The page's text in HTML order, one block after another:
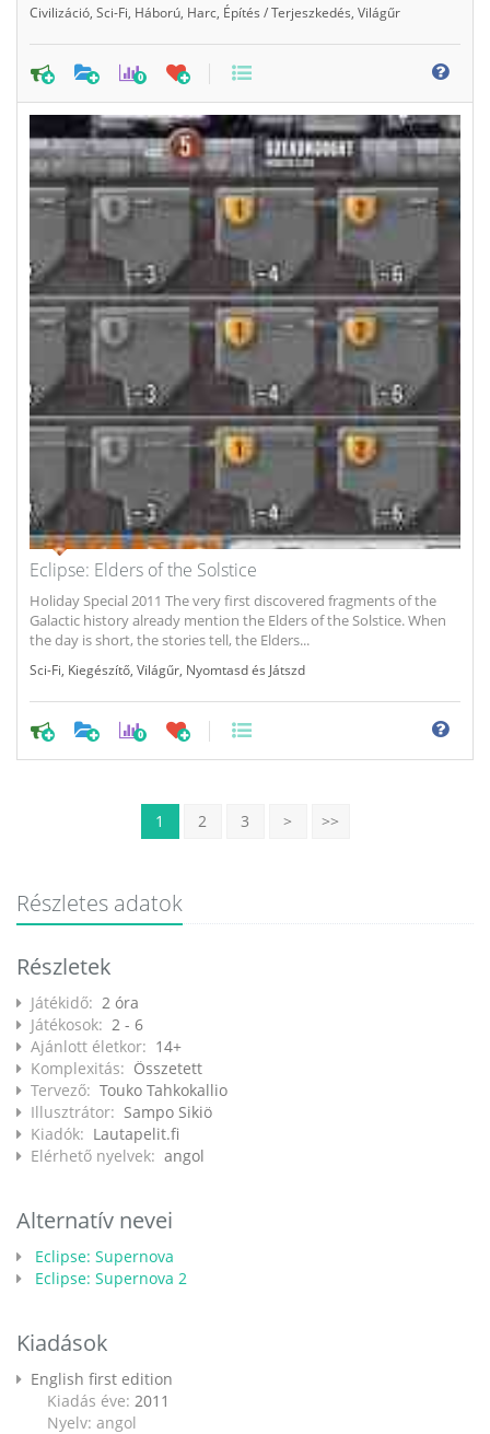
Civilizáció Sci-Fi Háború Harc Építés / Terjeszkedés Világűr
0
Eclipse: Elders of the Solstice
Holiday Special 2011 The very first discovered fragments of the
Galactic history already mention the Elders of the Solstice. When
the day is short, the stories tell, the Elders...
Sci-Fi Kiegészítő Világűr Nyomtasd és Játszd
0
1 2 3 > >>
Részletes adatok
Részletek
Játékidő: 2 óra
Játékosok: 2 - 6
Ajánlott életkor: 14+
Komplexitás: Összetett
Tervező: Touko Tahkokallio
Illusztrátor: Sampo Sikiö
Kiadók: Lautapelit.fi
Elérhető nyelvek: angol
Alternatív nevei
Eclipse: Supernova
Eclipse: Supernova 2
Kiadások
English first edition
Kiadás éve: 2011
Nyelv: angol